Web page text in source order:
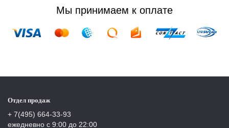
Мы принимаем к оплате
Отдел продаж
+ 7(495) 664-33-93
ежедневно с 9:00 до 22:00